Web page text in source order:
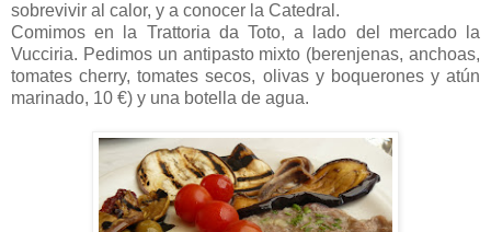
sobrevivir al calor, y a conocer la Catedral.
Comimos en la Trattoria da Toto, a lado del mercado la
Vucciria. Pedimos un antipasto mixto (berenjenas, anchoas,
tomates cherry, tomates secos, olivas y boquerones y atún
marinado, 10 €) y una botella de agua.